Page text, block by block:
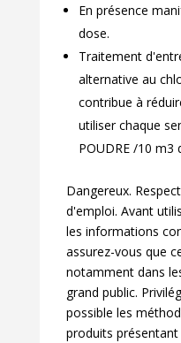
En présence
dose.
Traitement
alternative au
contribue à
utiliser chaque
POUDRE /10 m3
Dangereux.
d'emploi. Avant
les informations
assurez-vous que
notamment dans
grand public.
possible les
produits